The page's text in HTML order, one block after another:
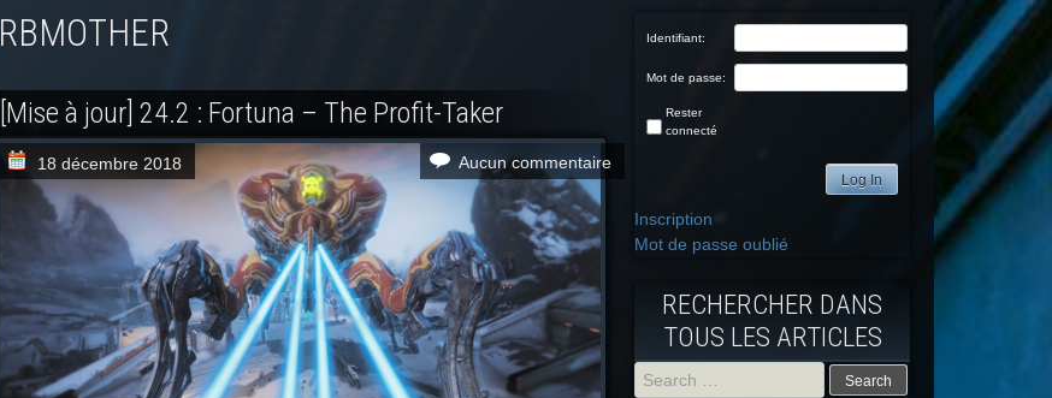
ORBMOTHER
[Mise à jour] 24.2 : Fortuna – The Profit-Taker
18 décembre 2018 Aucun commentaire
Identifiant:
Mot de passe:
Rester
connecté
Log In
Inscription
Mot de passe oublié
RECHERCHER DANS
TOUS LES ARTICLES